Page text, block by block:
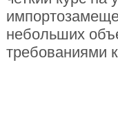
небольших
требованиями